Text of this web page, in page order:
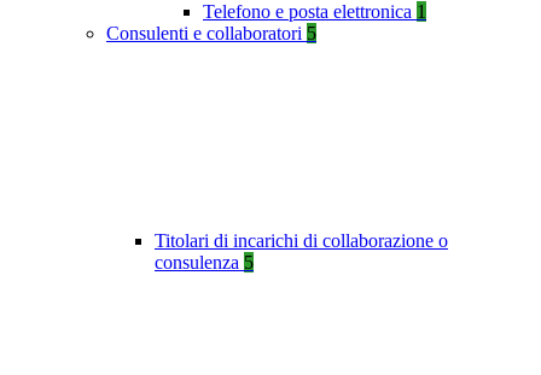
Telefono e posta elettronica 1
Consulenti e collaboratori 5
Titolari di incarichi di collaborazione o
consulenza 5